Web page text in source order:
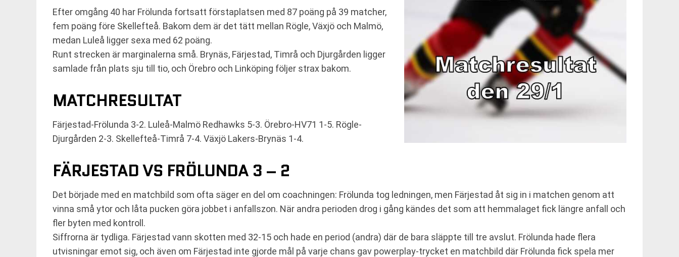
Efter omgång 40 har Frölunda fortsatt förstaplatsen med 87 poäng på 39 matcher,
fem poäng före Skellefteå. Bakom dem är det tätt mellan Rögle, Växjö och Malmö,
medan Luleå ligger sexa med 62 poäng.
Runt strecken är marginalerna små. Brynäs, Färjestad, Timrå och Djurgården ligger
samlade från plats sju till tio, och Örebro och Linköping följer strax bakom.
MATCHRESULTAT
Färjestad-Frölunda 3-2. Luleå-Malmö Redhawks 5-3. Örebro-HV71 1-5. Rögle-
Djurgården 2-3. Skellefteå-Timrå 7-4. Växjö Lakers-Brynäs 1-4.
FÄRJESTAD VS FRÖLUNDA 3 – 2
Det började med en matchbild som ofta säger en del om coachningen: Frölunda tog ledningen, men Färjestad åt sig in i matchen genom att
vinna små ytor och låta pucken göra jobbet i anfallszon. När andra perioden drog i gång kändes det som att hemmalaget fick längre anfall och
fler byten med kontroll.
Siffrorna är tydliga. Färjestad vann skotten med 32-15 och hade en period (andra) där de bara släppte till tre avslut. Frölunda hade flera
utvisningar emot sig, och även om Färjestad inte gjorde mål på varje chans gav powerplay-trycket en matchbild där Frölunda fick spela mer